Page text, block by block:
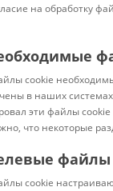
на обработку
cookie
в наших
эти файлы
что некоторые
файлы
cookie